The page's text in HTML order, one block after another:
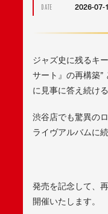
DATE 2026-07-
ジャズ史に残るキ
サート』の再構築
に見事に答え続け
渋谷店でも驚異の
ライヴアルバムに
発売を記念して、
開催いたします。